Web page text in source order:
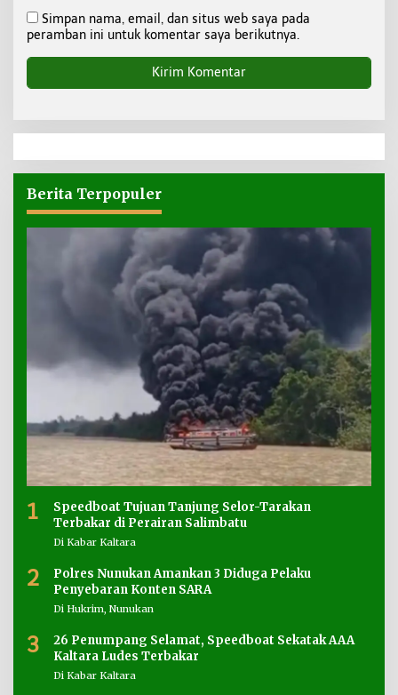
Simpan nama, email, dan situs web saya pada
peramban ini untuk komentar saya berikutnya.
Berita Terpopuler
1
Speedboat Tujuan Tanjung Selor-Tarakan
Terbakar di Perairan Salimbatu
Di Kabar Kaltara
2
Polres Nunukan Amankan 3 Diduga Pelaku
Penyebaran Konten SARA
Di Hukrim, Nunukan
3
26 Penumpang Selamat, Speedboat Sekatak AAA
Kaltara Ludes Terbakar
Di Kabar Kaltara